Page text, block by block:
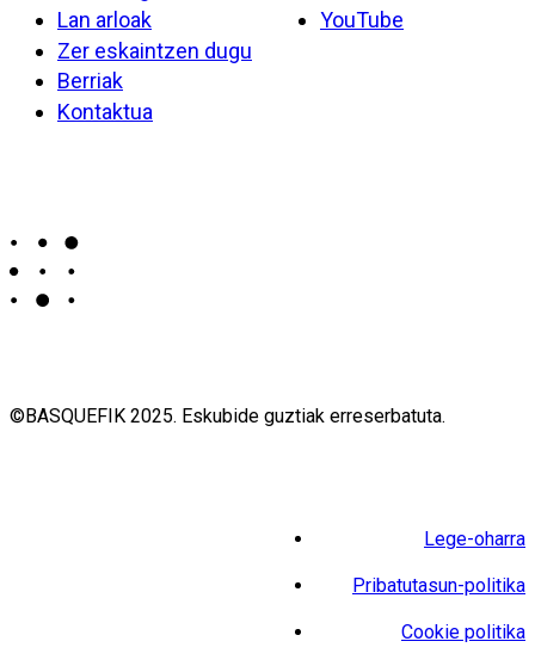
Lan arloak
Zer eskaintzen dugu
Berriak
Kontaktua
YouTube
©BASQUEFIK 2025. Eskubide guztiak erreserbatuta.
Lege-oharra
Pribatutasun-politika
Cookie politika